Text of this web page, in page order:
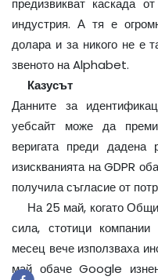
предизвикват каскада
индустрия. А тя е
долара и за никого не е
звеното на Alphabet.
Казусът
Данните за
уебсайт може да
веригата преди
изискванията на GDPR
получила съгласие от
На 25 май, когато
сила, стотици
месец вече използваха
май обаче Google